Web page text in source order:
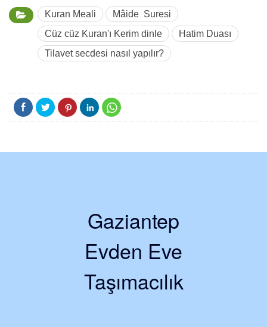
Kuran Meali
Mâide Suresi
Cüz cüz Kuran'ı Kerim dinle
Hatim Duası
Tilavet secdesi nasıl yapılır?
Gaziantep
Evden Eve
Taşımacılık